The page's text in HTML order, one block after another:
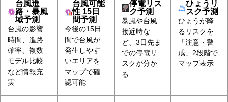
台風進
路・暴風
域予測
台風の影響
時間、進路
確率、複数
モデル比較
など情報充
実
台風可能
性 15日
間予測
今後の15日
間で台風が
発生しやす
いエリアを
マップで確
認可能
停電リス
ク予測
暴風や台風
接近時な
ど、3日先ま
での停電リ
スクが分か
る
ひょうリ
スク予測
ひょうが降
るリスクを
「注意・警
戒」2段階で
マップ表示